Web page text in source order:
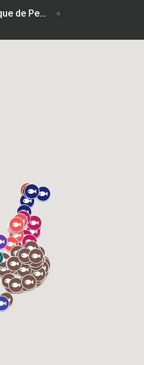
Mapa del Pique de Pesca 07/11/2025